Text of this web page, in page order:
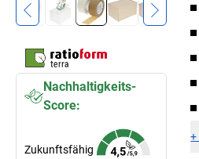
Nachhaltigkeits-
Score:
Zukunftsfähig
+